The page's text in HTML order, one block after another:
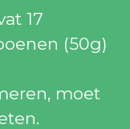
17
(50g)
moet